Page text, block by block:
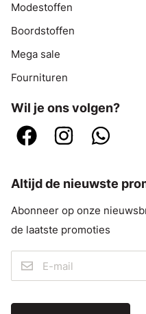
Modestoffen
Boordstoffen
Mega sale
Fournituren
Wil je ons volgen?
Altijd de nieuwste
Abonneer op onze
de laatste promoties